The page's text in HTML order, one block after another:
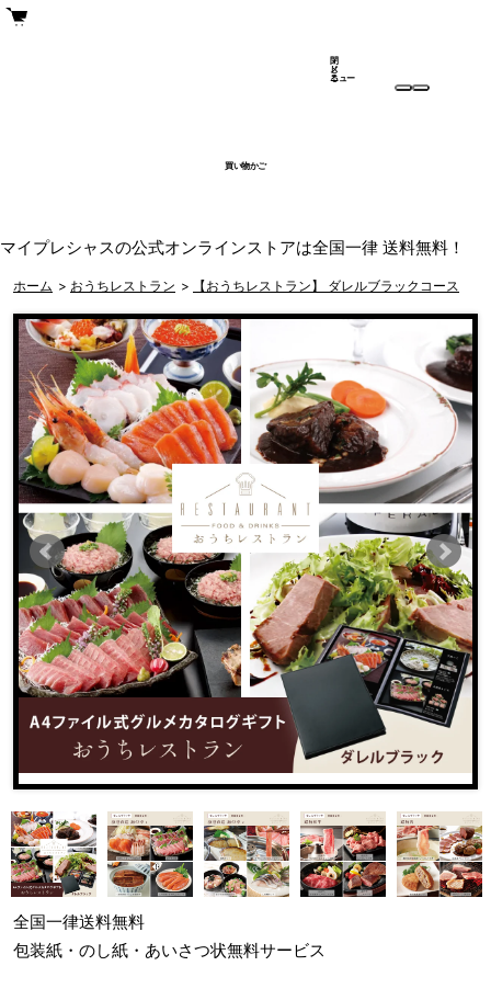
買い物かご
メ
ニュー
閉
じ
る
マイプレシャスの公式オンラインストアは全国一律 送料無料！
ホーム > おうちレストラン > 【おうちレストラン】 ダレルブラックコース
全国一律送料無料
包装紙・のし紙・あいさつ状無料サービス